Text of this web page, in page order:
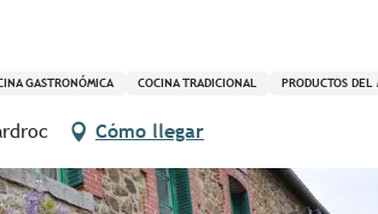
GASTRONÓMICA COCINA TRADICIONAL PRODUCTOS DEL
Cómo llegar